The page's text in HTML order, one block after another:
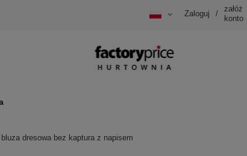
Zaloguj /
załóż
konto
bluza dresowa bez kaptura z napisem